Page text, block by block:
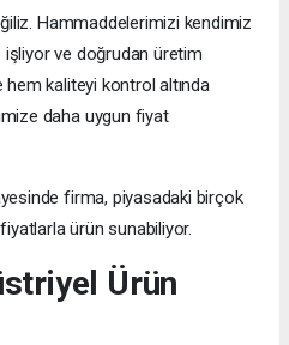
Hammaddelerimizi kendimiz
ve doğrudan üretim
kaliteyi kontrol altında
daha uygun fiyat
firma, piyasadaki birçok
ürün sunabiliyor.
Ürün